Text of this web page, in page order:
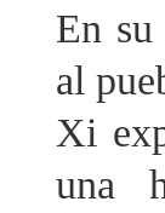
En su
al
Xi
una